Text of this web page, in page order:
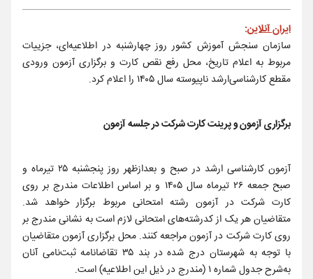
ایران آنلاین:
سازمان سنجش آموزش کشور روز چهارشنبه در اطلاعیه‌ای، جزییات
مربوط به اعلام تاریخ‌، محل‌ رفع نقص کارت و برگزاری‌ آزمون‌ ورودی
مقطع کارشناسی‌ارشد ناپیوسته‌ سال‌ ۱۴۰۵ را اعلام کرد.
برگزاری آزمون و پرینت کارت شرکت در جلسه آزمون
آزمون کارشناسی ارشد در صبح و بعدازظهر روز پنجشنبه ۲۵ تیرماه و
صبح جمعه ۲۶ تیرماه سال ۱۴۰۵ و بر اساس اطلاعات مندرج بر روی
کارت شرکت در آزمون رشته امتحانی مربوط برگزار خواهد شد.
متقاضیان هر یک‌ از کدرشته‌های امتحانی‌ لازم‌ است‌ به نشانی مندرج بر
روی کارت شرکت در آزمون مراجعه کنند. محل برگزاری آزمون متقاضیان
با توجه به شهرستان درج شده در بند ۳۵ تقاضانامه ثبت‌نامی آنان
به‌شرح جدول شماره ۱ (مندرج در ذیل این اطلاعیه) است.